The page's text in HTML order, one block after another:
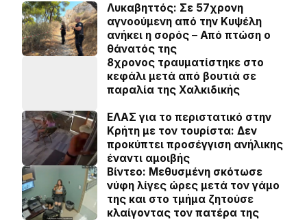
Λυκαβηττός: Σε 57χρονη
αγνοούμενη από την Κυψέλη
ανήκει η σορός – Από πτώση ο
θάνατός της
8χρονος τραυματίστηκε στο
κεφάλι μετά από βουτιά σε
παραλία της Χαλκιδικής
ΕΛΑΣ για το περιστατικό στην
Κρήτη με τον τουρίστα: Δεν
προκύπτει προσέγγιση ανήλικης
έναντι αμοιβής
Βίντεο: Μεθυσμένη σκότωσε
νύφη λίγες ώρες μετά τον γάμο
της και στο τμήμα ζητούσε
κλαίγοντας τον πατέρα της